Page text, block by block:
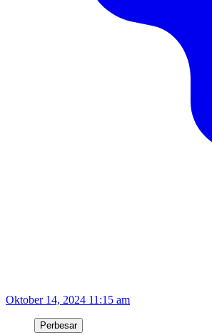
Oktober 14, 2024 11:15 am
Perbesar